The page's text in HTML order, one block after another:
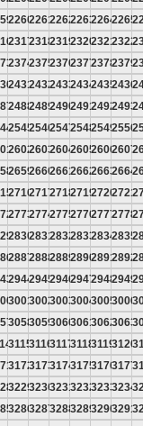
226022612262226322642265
231723182319232023212322
237423752376237723782379
243124322433243424352436
248824892490249124922493
254525462547254825492550
260226032604260526062607
265926602661266226632664
271627172718271927202721
277327742775277627772778
283028312832283328342835
288728882889289028912892
294429452946294729482949
300130023003300430053006
305830593060306130623063
311531163117311831193120
317231733174317531763177
322932303231323232333234
328632873288328932903291